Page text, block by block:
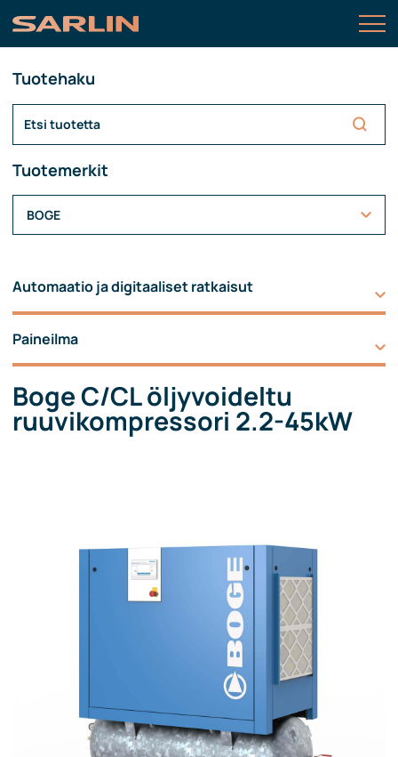
Tuotehaku
Tuotemerkit
BOGE
Automaatio ja digitaaliset ratkaisut
Paineilma
Boge C/CL öljyvoideltu
ruuvikompressori 2.2-45kW